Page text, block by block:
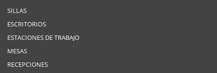
SILLAS
ESCRITORIOS
ESTACIONES DE TRABAJO
MESAS
RECEPCIONES